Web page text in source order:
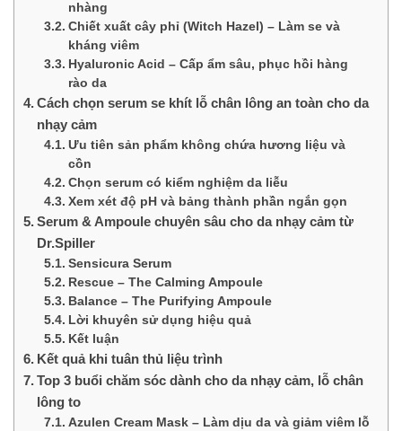
nhàng
Chiết xuất cây phỉ (Witch Hazel) – Làm se và
kháng viêm
Hyaluronic Acid – Cấp ẩm sâu, phục hồi hàng
rào da
Cách chọn serum se khít lỗ chân lông an toàn cho da
nhạy cảm
Ưu tiên sản phẩm không chứa hương liệu và
cồn
Chọn serum có kiểm nghiệm da liễu
Xem xét độ pH và bảng thành phần ngắn gọn
Serum & Ampoule chuyên sâu cho da nhạy cảm từ
Dr.Spiller
Sensicura Serum
Rescue – The Calming Ampoule
Balance – The Purifying Ampoule
Lời khuyên sử dụng hiệu quả
Kết luận
Kết quả khi tuân thủ liệu trình
Top 3 buổi chăm sóc dành cho da nhạy cảm, lỗ chân
lông to
Azulen Cream Mask – Làm dịu da và giảm viêm lỗ